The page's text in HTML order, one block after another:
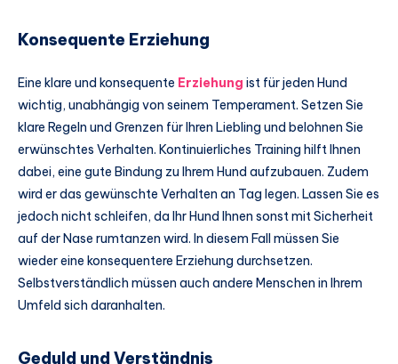
Konsequente Erziehung
Eine klare und konsequente Erziehung ist für jeden Hund
wichtig, unabhängig von seinem Temperament. Setzen Sie
klare Regeln und Grenzen für Ihren Liebling und belohnen Sie
erwünschtes Verhalten. Kontinuierliches Training hilft Ihnen
dabei, eine gute Bindung zu Ihrem Hund aufzubauen. Zudem
wird er das gewünschte Verhalten an Tag legen. Lassen Sie es
jedoch nicht schleifen, da Ihr Hund Ihnen sonst mit Sicherheit
auf der Nase rumtanzen wird. In diesem Fall müssen Sie
wieder eine konsequentere Erziehung durchsetzen.
Selbstverständlich müssen auch andere Menschen in Ihrem
Umfeld sich daranhalten.
Geduld und Verständnis